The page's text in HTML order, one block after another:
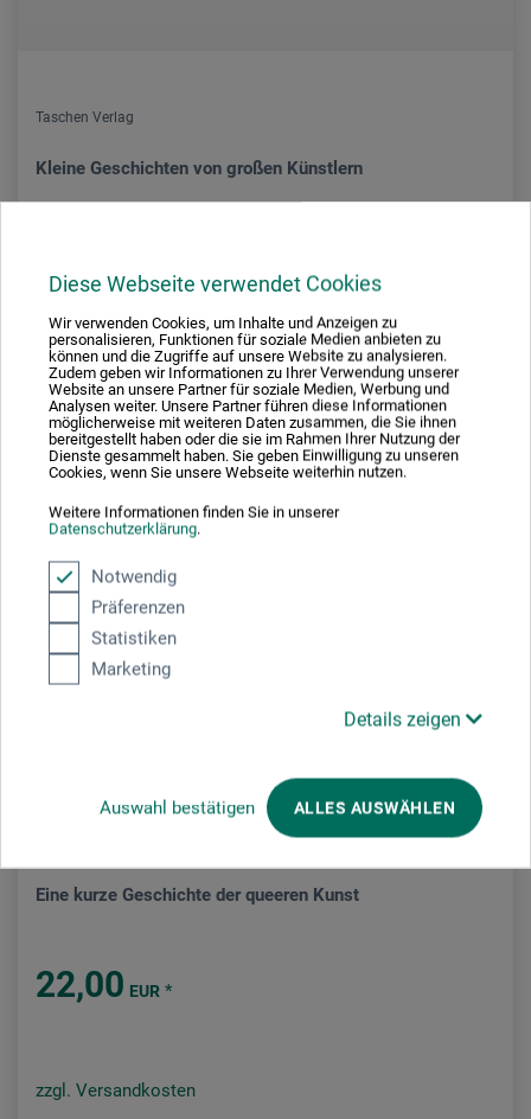
Diese Webseite verwendet Cookies
Wir verwenden Cookies, um Inhalte und Anzeigen zu
personalisieren, Funktionen für soziale Medien anbieten zu
können und die Zugriffe auf unsere Website zu analysieren.
Zudem geben wir Informationen zu Ihrer Verwendung unserer
Website an unsere Partner für soziale Medien, Werbung und
Analysen weiter. Unsere Partner führen diese Informationen
möglicherweise mit weiteren Daten zusammen, die Sie ihnen
bereitgestellt haben oder die sie im Rahmen Ihrer Nutzung der
Dienste gesammelt haben. Sie geben Einwilligung zu unseren
Cookies, wenn Sie unsere Webseite weiterhin nutzen.
Weitere Informationen finden Sie in unserer
Datenschutzerklärung.
Notwendig
Präferenzen
Statistiken
Marketing
Details zeigen
Auswahl bestätigen ALLES AUSWÄHLEN
Taschen Verlag
Kleine Geschichten von großen Künstlern
zzgl. Versandkosten
Eine kurze Geschichte der queeren Kunst
22,00 EUR *
zzgl. Versandkosten